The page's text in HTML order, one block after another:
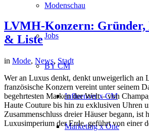
Modenschau
Jobs
BY CM
Influencer x CM
Marketing x One
LVMH-Konzern: Gründer,
& Liste
in Mode, News, Stadt
Wer an Luxus denkt, denkt unweigerlich an
französische Konzern vereint unter seinem
begehrtesten Marken der Welt – von
Haute Couture bis hin zu exklusiven Uhren
Zusammenschluss dreier Häuser begann, ist
Luxusimperium der Erde, geführt von einer